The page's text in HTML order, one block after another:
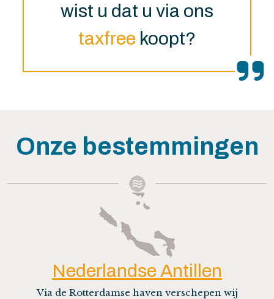
wist u dat u via ons
taxfree koopt?
Onze bestemmingen
Nederlandse Antillen
Via de Rotterdamse haven verschepen wij